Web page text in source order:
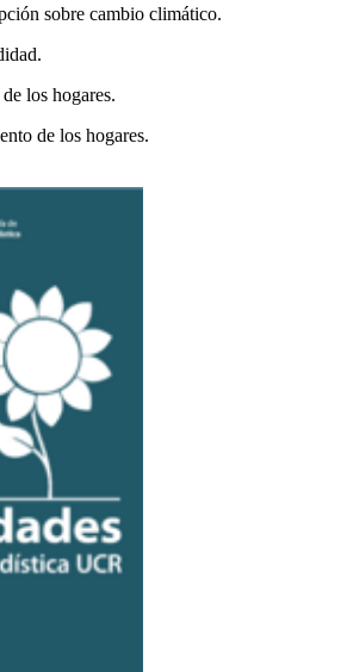
sobre cambio climático.
los hogares.
de los hogares.